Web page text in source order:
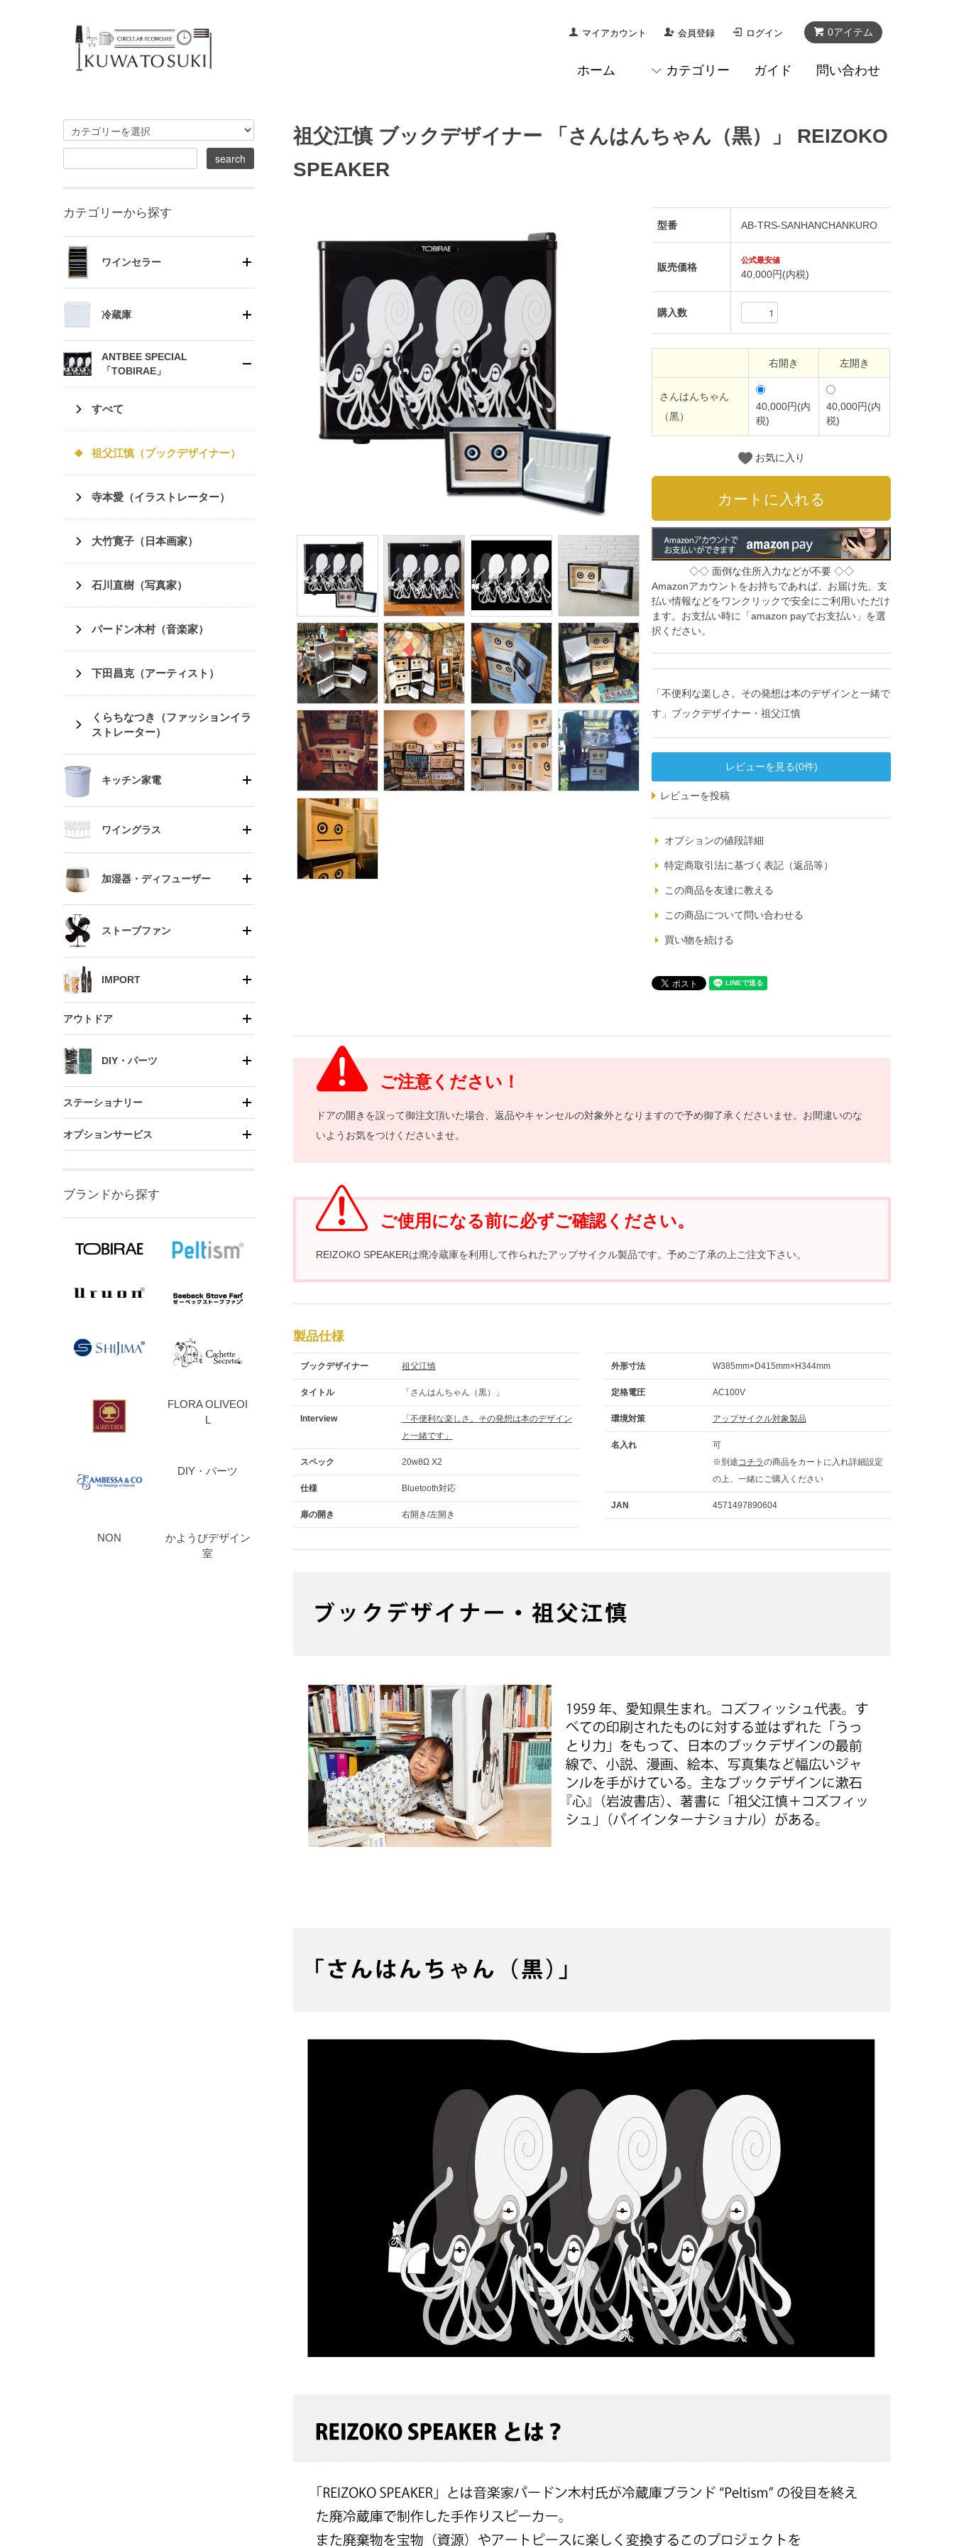
0アイテム
マイアカウント 会員登録 ログイン
ホーム カテゴリー ガイド 問い合わせ
祖父江慎 ブックデザイナー 「さんはんちゃん（黒）」 REIZOKO
SPEAKER
型番 AB-TRS-SANHANCHANKURO
販売価格
40,000円(内税)
購入数
右開き 左開き
さんはんちゃん
（黒）
40,000円(内
税)
40,000円(内
税)
お気に入り
◇◇ 面倒な住所入力などが不要 ◇◇
Amazonアカウントをお持ちであれば、お届け先、支
払い情報などをワンクリックで安全にご利用いただけ
ます。お支払い時に「amazon payでお支払い」を選
択ください。
「不便利な楽しさ。その発想は本のデザインと一緒で
す」ブックデザイナー・祖父江慎
レビューを見る(0件)
レビューを投稿
オプションの値段詳細
特定商取引法に基づく表記（返品等）
この商品を友達に教える
この商品について問い合わせる
買い物を続ける
ご注意ください！
ドアの開きを誤って御注文頂いた場合、返品やキャンセルの対象外となりますので予め御了承くださいませ。お間違いのな
いようお気をつけくださいませ。
ご使用になる前に必ずご確認ください。
REIZOKO SPEAKERは廃冷蔵庫を利用して作られたアップサイクル製品です。予めご了承の上ご注文下さい。
製品仕様
ブックデザイナー 祖父江慎
タイトル 「さんはんちゃん（黒）」
Interview
「不便利な楽しさ。その発想は本のデザイン
と一緒です」
スペック 20w8Ω X2
仕様 Bluetooth対応
扉の開き 右開き/左開き
外形寸法 W385mm×D415mm×H344mm
定格電圧 AC100V
環境対策 アップサイクル対象製品
名入れ
可
※別途 コチラの商品をカートに入れ詳細設定
の上、一緒にご購入ください
JAN 4571497890604
カテゴリーから探す
ワインセラー
冷蔵庫
ANTBEE SPECIAL
「TOBIRAE」
すべて
祖父江慎（ブックデザイナー）
寺本愛（イラストレーター）
大竹寛子（日本画家）
石川直樹（写真家）
パードン木村（音楽家）
下田昌克（アーティスト）
くらちなつき（ファッションイラ
ストレーター）
キッチン家電
ワイングラス
加湿器・ディフューザー
ストーブファン
IMPORT
アウトドア
DIY・パーツ
ステーショナリー
オプションサービス
ブランドから探す
FLORA OLIVEOI
L
DIY・パーツ
NON
かようびデザイン
室